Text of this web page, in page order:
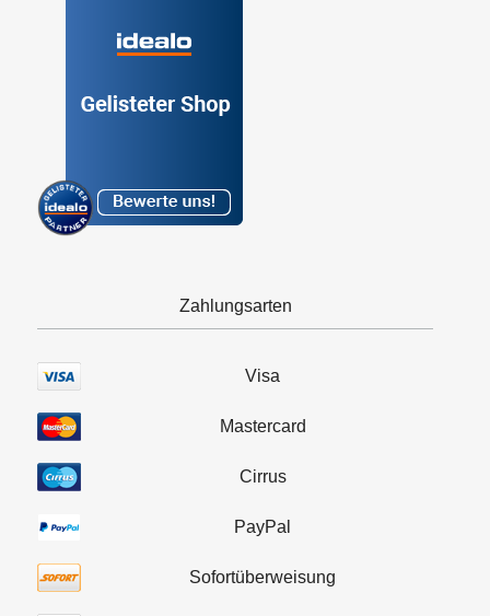
Zahlungsarten
Visa
Mastercard
Cirrus
PayPal
Sofortüberweisung